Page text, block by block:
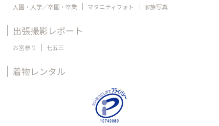
入園・入学／卒園・卒業
マタニティフォト 家族写真
出張撮影レポート
お宮参り 七五三
着物レンタル